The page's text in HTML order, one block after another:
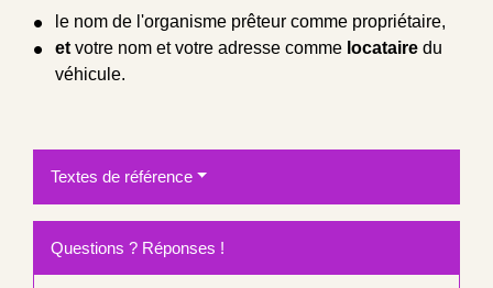
le nom de l'organisme prêteur comme propriétaire,
et votre nom et votre adresse comme locataire du
véhicule.
Textes de référence
Questions ? Réponses !